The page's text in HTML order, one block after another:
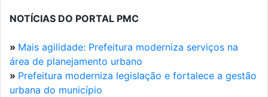
NOTÍCIAS DO PORTAL PMC
» Mais agilidade: Prefeitura moderniza serviços na
área de planejamento urbano
» Prefeitura moderniza legislação e fortalece a gestão
urbana do município